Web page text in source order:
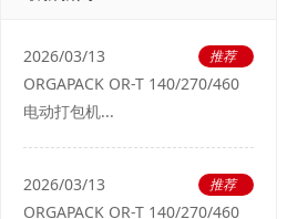
推荐
2026/03/13
ORGAPACK OR-T 140/270/460
电动打包机...
推荐
2026/03/13
ORGAPACK OR-T 140/270/460